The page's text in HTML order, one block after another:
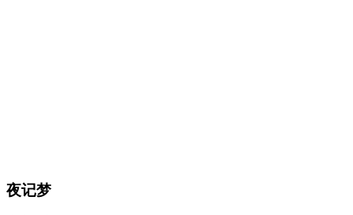
夜记梦